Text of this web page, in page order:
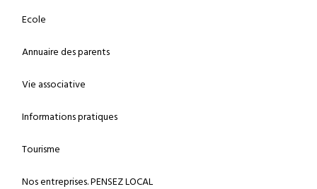
Ecole
Annuaire des parents
Vie associative
Informations pratiques
Tourisme
Nos entreprises. PENSEZ LOCAL